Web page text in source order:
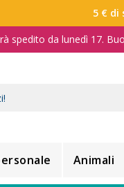
5 € di
spedito da lunedì 17.
Animali